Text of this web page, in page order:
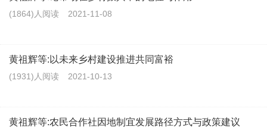
(1864)人阅读 2021-11-08
黄祖辉等:以未来乡村建设推进共同富裕
(1931)人阅读 2021-10-13
黄祖辉等:农民合作社因地制宜发展路径方式与政策建议